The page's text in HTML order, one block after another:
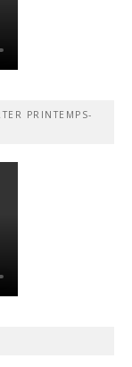
PRINTEMPS-